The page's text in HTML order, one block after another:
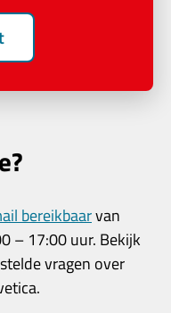
bereikbaarvan
– 17:00 uur. Bekijk
vragen over